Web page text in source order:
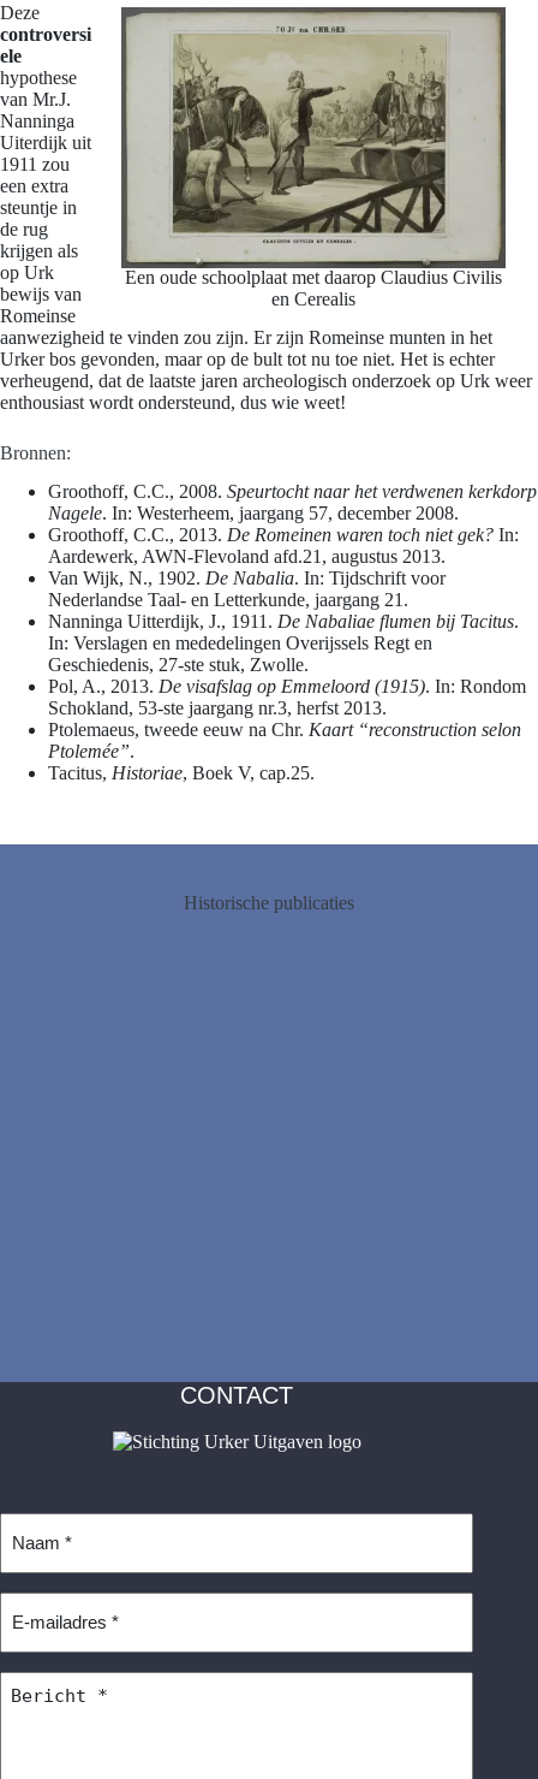
Een oude schoolplaat met daarop Claudius Civilis
en Cerealis
Deze
controversi
ele
hypothese
van Mr.J.
Nanninga
Uiterdijk uit
1911 zou
een extra
steuntje in
de rug
krijgen als
op Urk
bewijs van
Romeinse
aanwezigheid te vinden zou zijn. Er zijn Romeinse munten in het
Urker bos gevonden, maar op de bult tot nu toe niet. Het is echter
verheugend, dat de laatste jaren archeologisch onderzoek op Urk weer
enthousiast wordt ondersteund, dus wie weet!
Bronnen:
Groothoff, C.C., 2008. Speurtocht naar het verdwenen kerkdorp
Nagele. In: Westerheem, jaargang 57, december 2008.
Groothoff, C.C., 2013. De Romeinen waren toch niet gek? In:
Aardewerk, AWN-Flevoland afd.21, augustus 2013.
Van Wijk, N., 1902. De Nabalia. In: Tijdschrift voor
Nederlandse Taal- en Letterkunde, jaargang 21.
Nanninga Uitterdijk, J., 1911. De Nabaliae flumen bij Tacitus.
In: Verslagen en mededelingen Overijssels Regt en
Geschiedenis, 27-ste stuk, Zwolle.
Pol, A., 2013. De visafslag op Emmeloord (1915). In: Rondom
Schokland, 53-ste jaargang nr.3, herfst 2013.
Ptolemaeus, tweede eeuw na Chr. Kaart “reconstruction selon
Ptolemée”.
Tacitus, Historiae, Boek V, cap.25.
Historische publicaties
CONTACT
mailadres